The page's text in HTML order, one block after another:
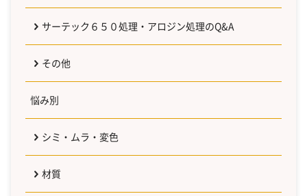
サーテック６５０処理・アロジン処理のQ&A
その他
悩み別
シミ・ムラ・変色
材質